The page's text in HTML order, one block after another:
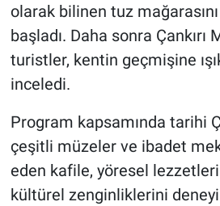
olarak bilinen tuz
başladı. Daha sonra Çankırı
turistler, kentin geçmişine
inceledi.
Program kapsamında tarihi
çeşitli müzeler ve ibadet
eden kafile, yöresel
kültürel zenginliklerini